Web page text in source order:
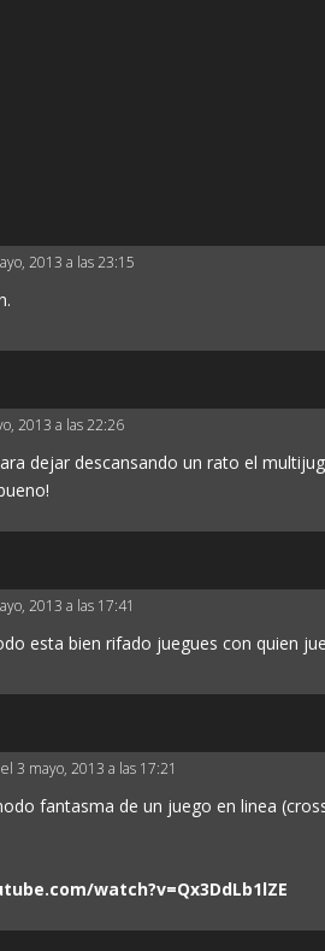
2013 a las 23:15
2013 a las 22:26
dejar descansando un rato el
2013 a las 17:41
esta bien rifado juegues con quien
el 3 mayo, 2013 a las 17:21
fantasma de un juego en linea
watch?v=Qx3DdLb1lZE